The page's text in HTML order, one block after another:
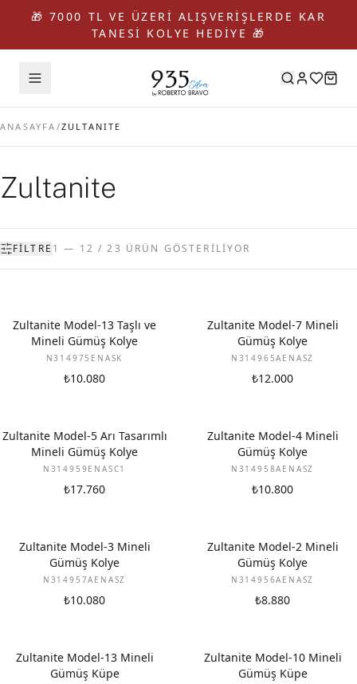
🎁 7000 TL VE ÜZERİ ALIŞVERİŞLERDE KAR
TANESİ KOLYE HEDİYE 🎁
ANASAYFA /ZULTANITE
Zultanite
FILTRE 1 — 12 / 23 ÜRÜN GÖSTERİLİYOR
Zultanite Model-13 Taşlı ve
Mineli Gümüş Kolye
N314975ENASK
₺10.080
Zultanite Model-7 Mineli
Gümüş Kolye
N314965AENASZ
₺12.000
Zultanite Model-5 Arı Tasarımlı
Mineli Gümüş Kolye
N314959ENASC1
₺17.760
Zultanite Model-4 Mineli
Gümüş Kolye
N314958AENASZ
₺10.800
Zultanite Model-3 Mineli
Gümüş Kolye
N314957AENASZ
₺10.080
Zultanite Model-2 Mineli
Gümüş Kolye
N314956AENASZ
₺8.880
Zultanite Model-13 Mineli
Gümüş Küpe
Zultanite Model-10 Mineli
Gümüş Küpe